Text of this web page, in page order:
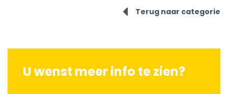
Terug naar categorie
U wenst meer info te zien?